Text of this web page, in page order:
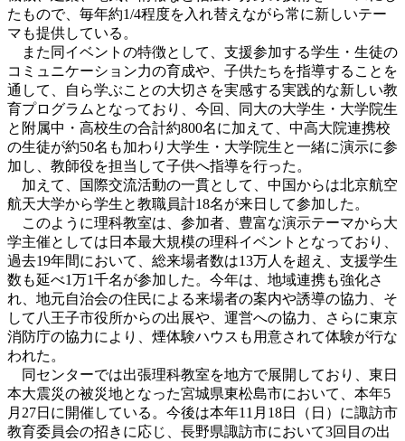
たもので、毎年約1/4程度を入れ替えながら常に新しいテー
マも提供している。
また同イベントの特徴として、支援参加する学生・生徒の
コミュニケーション力の育成や、子供たちを指導することを
通して、自ら学ぶことの大切さを実感する実践的な新しい教
育プログラムとなっており、今回、同大の大学生・大学院生
と附属中・高校生の合計約800名に加えて、中高大院連携校
の生徒が約50名も加わり大学生・大学院生と一緒に演示に参
加し、教師役を担当して子供へ指導を行った。
加えて、国際交流活動の一貫として、中国からは北京航空
航天大学から学生と教職員計18名が来日して参加した。
このように理科教室は、参加者、豊富な演示テーマから大
学主催としては日本最大規模の理科イベントとなっており、
過去19年間において、総来場者数は13万人を超え、支援学生
数も延べ1万1千名が参加した。今年は、地域連携も強化さ
れ、地元自治会の住民による来場者の案内や誘導の協力、そ
して八王子市役所からの出展や、運営への協力、さらに東京
消防庁の協力により、煙体験ハウスも用意されて体験が行な
われた。
同センターでは出張理科教室を地方で展開しており、東日
本大震災の被災地となった宮城県東松島市において、本年5
月27日に開催している。今後は本年11月18日（日）に諏訪市
教育委員会の招きに応じ、長野県諏訪市において3回目の出